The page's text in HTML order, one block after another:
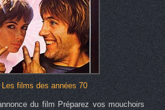
Les films des années 70
du film Préparez vos mouchoirs